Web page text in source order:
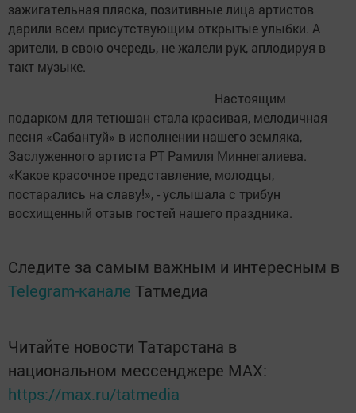
зажигательная пляска, позитивные лица артистов
дарили всем присутствующим открытые улыбки. А
зрители, в свою очередь, не жалели рук, аплодируя в
такт музыке.
Настоящим
подарком для тетюшан стала красивая, мелодичная
песня «Сабантуй» в исполнении нашего земляка,
Заслуженного артиста РТ Рамиля Миннегалиева.
«Какое красочное представление, молодцы,
постарались на славу!», - услышала с трибун
восхищенный отзыв гостей нашего праздника.
Следите за самым важным и интересным в
Telegram-канале Татмедиа
Читайте новости Татарстана в
национальном мессенджере MАХ:
https://max.ru/tatmedia